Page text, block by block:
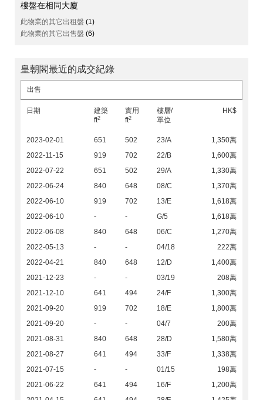
樓盤在相同大廈
此物業的其它出租盤 (1)
此物業的其它出售盤 (6)
皇朝閣最近的成交紀錄
出售
日期
建築
ft2
實用
ft2
樓層/
單位
HK$
2023-02-01 651 502 23/A
1,350萬
2022-11-15
919 702 22/B
1,600萬
2022-07-22
651 502 29/A
1,330萬
2022-06-24
840 648 08/C
1,370萬
2022-06-10
919 702 13/E
1,618萬
2022-06-10
- - G/5
1,618萬
2022-06-08
840 648 06/C
1,270萬
2022-05-13
- - 04/18
222萬
2022-04-21
840 648 12/D
1,400萬
2021-12-23
- - 03/19
208萬
2021-12-10
641 494 24/F
1,300萬
2021-09-20
919 702 18/E
1,800萬
2021-09-20
- - 04/7
200萬
2021-08-31
840 648 28/D
1,580萬
2021-08-27
641 494 33/F
1,338萬
2021-07-15
- - 01/15
198萬
2021-06-22
641 494 16/F
1,200萬